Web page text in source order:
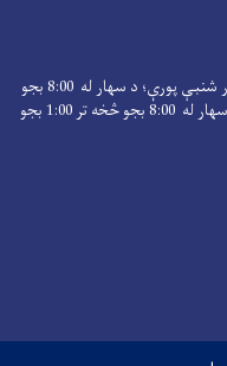
کاري ساعتونه: د شنبې څخه تر چهار شنبې پورې؛ د سهار له 8:00 بجو
څخه تر 4:00 بجو پورې ، پنجشنبې د سهار له 8:00 بجو څخه تر 1:00 بجو